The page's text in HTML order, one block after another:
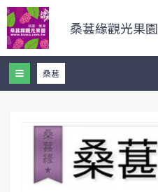
桑葚緣觀光果園
桑葚